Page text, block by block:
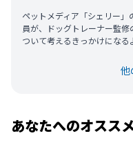
ペットメディア「シェリー
員が、ドッグトレーナー監
ついて考えるきっかけになる
他
あなたへのオスス